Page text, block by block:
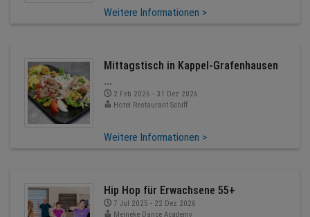
Weitere Informationen >
Mittagstisch in Kappel-Grafenhausen
...
2 Feb 2026 - 31 Dez 2026
Hotel Restaurant Schiff
Weitere Informationen >
Hip Hop für Erwachsene 55+
7 Jul 2025 - 22 Dez 2026
Meineke Dance Academy